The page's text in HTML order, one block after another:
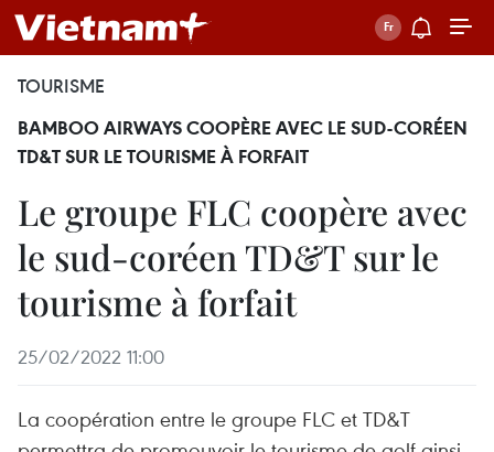
TOURISME
BAMBOO AIRWAYS COOPÈRE AVEC LE SUD-CORÉEN
TD&T SUR LE TOURISME À FORFAIT
Le groupe FLC coopère avec
le sud-coréen TD&T sur le
tourisme à forfait
25/02/2022 11:00
La coopération entre le groupe FLC et TD&T